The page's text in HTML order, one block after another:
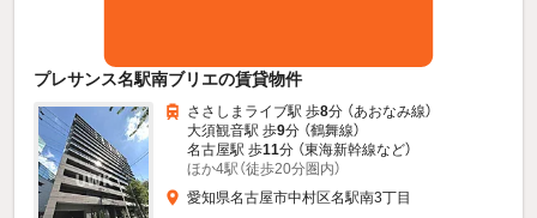
プレサンス名駅南ブリエの賃貸物件
ささしまライブ駅 歩8分 （あおなみ線）
大須観音駅 歩9分 （鶴舞線）
名古屋駅 歩11分 （東海新幹線など）
ほか4駅（徒歩20分圏内）
愛知県名古屋市中村区名駅南3丁目